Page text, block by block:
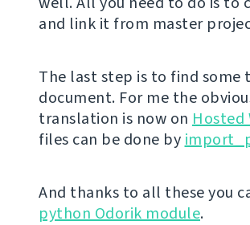
and link it from master
The last step is to find
document. For me the
translation is now on Hosted
files can be done by
And thanks to all these you
python Odorik module.